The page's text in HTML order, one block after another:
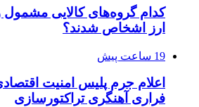
کدام گروه‌های کالایی مشمول
ارز اشخاص شدند؟
19 ساعت پیش
اعلام جرم پلیس امنیت
فراری آهنگری تراکتورسازی